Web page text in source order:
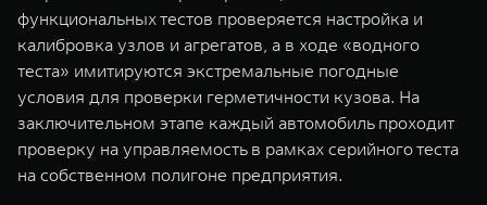
функциональных тестов проверяется настройка и
калибровка узлов и агрегатов, а в ходе «водного
теста» имитируются экстремальные погодные
условия для проверки герметичности кузова. На
заключительном этапе каждый автомобиль проходит
проверку на управляемость в рамках серийного теста
на собственном полигоне предприятия.